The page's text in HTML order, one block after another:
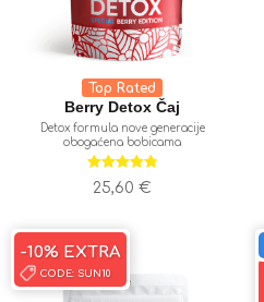
Top Rated
Berry Detox Čaj
Detox formula nove generacije
obogaćena bobicama
Ocjenjeno
4.81od 5
25,60 €
-10% EXTRA
CODE: SUN10